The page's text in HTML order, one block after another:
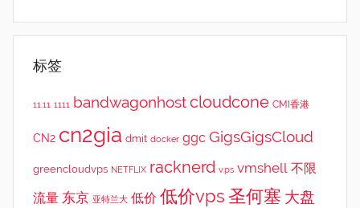
标签
11.11 1111 bandwagonhostcloudcone CMI香港
CN2 cn2gia dmit docker ggc GigsGigsCloud
greencloudvps NETFLIX racknerd v.ps vmshell 不限
流量 东京 亚特兰大 低价 低价vps 圣何塞 大盘